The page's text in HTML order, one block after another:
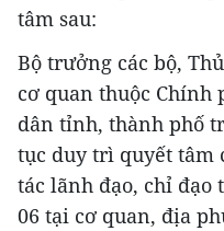
tâm sau:
Bộ trưởng các bộ,
cơ quan thuộc Chính
dân tỉnh, thành phố
tục duy trì quyết tâm
tác lãnh đạo, chỉ
06 tại cơ quan, địa